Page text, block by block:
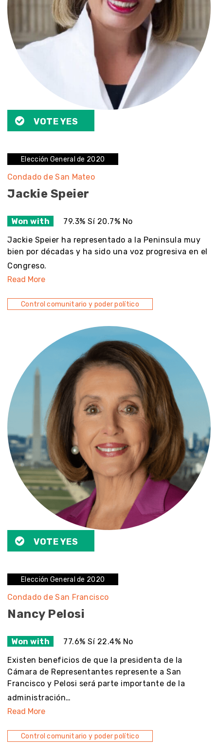
VOTE YES
Elección General de 2020
Condado de San Mateo
Jackie Speier
Won with 79.3% Sí 20.7% No
Jackie Speier ha representado a la Peninsula muy
bien por décadas y ha sido una voz progresiva en el
Congreso.
Read More
Control comunitario y poder político
VOTE YES
Elección General de 2020
Condado de San Francisco
Nancy Pelosi
Won with 77.6% Sí 22.4% No
Existen beneficios de que la presidenta de la
Cámara de Representantes represente a San
Francisco y Pelosi será parte importante de la
administración…
Read More
Control comunitario y poder político